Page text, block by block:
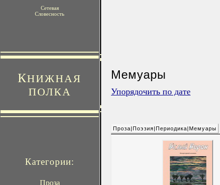
Сетевая
Словесность
КНИЖНАЯ
ПОЛКА
Категории:
Проза
Мемуары
Упорядочить по дате
Проза|Поэзия|Периодика|Мемуары